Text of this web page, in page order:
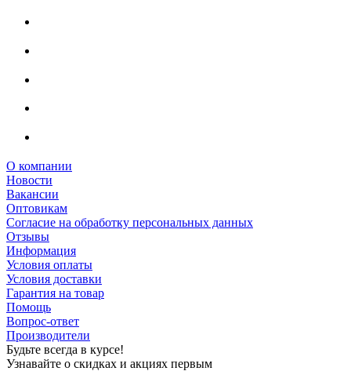
О компании
Новости
Вакансии
Оптовикам
Cогласие на обработку персональных данных
Отзывы
Информация
Условия оплаты
Условия доставки
Гарантия на товар
Помощь
Вопрос-ответ
Производители
Будьте всегда в курсе!
Узнавайте о скидках и акциях первым